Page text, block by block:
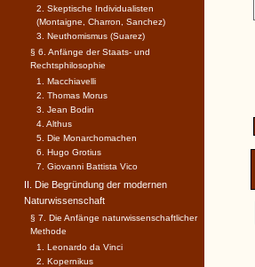
2. Skeptische Individualisten
(Montaigne, Charron, Sanchez)
3. Neuthomismus (Suarez)
§ 6. Anfänge der Staats- und
Rechtsphilosophie
1. Macchiavelli
2. Thomas Morus
3. Jean Bodin
4. Althus
5. Die Monarchomachen
6. Hugo Grotius
7. Giovanni Battista Vico
II. Die Begründung der modernen
Naturwissenschaft
§ 7. Die Anfänge naturwissenschaftlicher
Methode
1. Leonardo da Vinci
2. Kopernikus